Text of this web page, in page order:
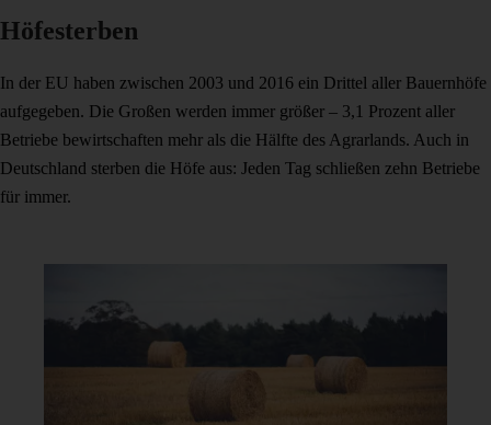
Höfesterben
In der EU haben zwischen 2003 und 2016 ein Drittel aller Bauernhöfe
aufgegeben. Die Großen werden immer größer – 3,1 Prozent aller
Betriebe bewirtschaften mehr als die Hälfte des Agrarlands. Auch in
Deutschland sterben die Höfe aus: Jeden Tag schließen zehn Betriebe
für immer.